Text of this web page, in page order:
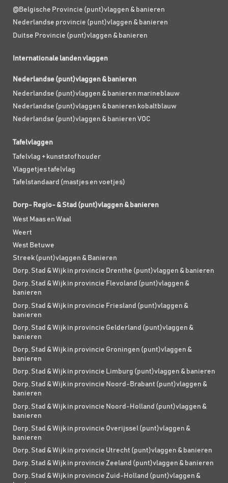
@Belgische Provincie (punt)vlaggen & banieren
Nederlandse provincie (punt)vlaggen & banieren
Duitse Provincie (punt)vlaggen & banieren
Internationale landen vlaggen
Nederlandse (punt)vlaggen & banieren
Nederlandse (punt)vlaggen & banieren marineblauw
Nederlandse (punt)vlaggen & banieren kobaltblauw
Nederlandse (punt)vlaggen & banieren VOC
Tafelvlaggen
Tafelvlag + kunststof houder
Vlaggetjes tafelvlag
Tafelstandaard (mastjes en voetjes)
Dorp- Regio- & Stad (punt)vlaggen & banieren
West Maas en Waal
Weert
West Betuwe
Streek (punt)vlaggen & Banieren
Dorp, Stad & Wijk in provincie Drenthe (punt)vlaggen & banieren
Dorp, Stad & Wijk in provincie Flevoland (punt)vlaggen &
banieren
Dorp, Stad & Wijk in provincie Friesland (punt)vlaggen &
banieren
Dorp, Stad & Wijk in provincie Gelderland (punt)vlaggen &
banieren
Dorp, Stad & Wijk in provincie Groningen (punt)vlaggen &
banieren
Dorp, Stad & Wijk in provincie Limburg (punt)vlaggen & banieren
Dorp, Stad & Wijk in provincie Noord-Brabant (punt)vlaggen &
banieren
Dorp, Stad & Wijk in provincie Noord-Holland (punt)vlaggen &
banieren
Dorp, Stad & Wijk in provincie Overijssel (punt)vlaggen &
banieren
Dorp, Stad & Wijk in provincie Utrecht (punt)vlaggen & banieren
Dorp, Stad & Wijk in provincie Zeeland (punt)vlaggen & banieren
Dorp, Stad & Wijk in provincie Zuid-Holland (punt)vlaggen &